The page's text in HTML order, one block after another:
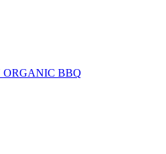
ORGANIC BBQ